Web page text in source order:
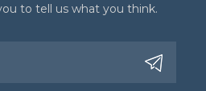
to tell us what you think.